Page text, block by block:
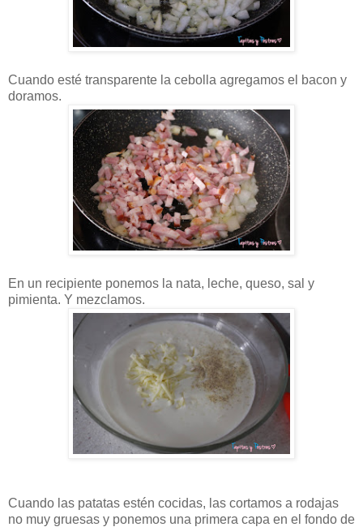
Cuando esté transparente la cebolla agregamos el bacon y
doramos.
En un recipiente ponemos la nata, leche, queso, sal y
pimienta. Y mezclamos.
Cuando las patatas estén cocidas, las cortamos a rodajas
no muy gruesas y ponemos una primera capa en el fondo de